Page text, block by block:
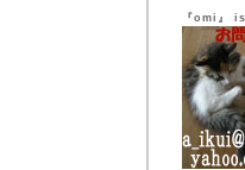
『omi』